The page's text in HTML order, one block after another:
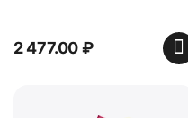
2 477.00₽